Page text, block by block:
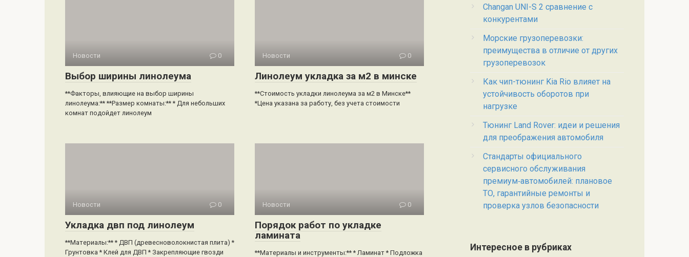
Новости 0
Выбор ширины линолеума
**Факторы, влияющие на выбор ширины
линолеума:** **Размер комнаты:** * Для небольших
комнат подойдет линолеум
Новости 0
Линолеум укладка за м2 в минске
**Стоимость укладки линолеума за м2 в Минске**
*Цена указана за работу, без учета стоимости
Новости 0
Укладка двп под линолеум
**Материалы:** * ДВП (древесноволокнистая плита) *
Грунтовка * Клей для ДВП * Закрепляющие гвозди
Новости 0
Порядок работ по укладке
ламината
**Материалы и инструменты:** * Ламинат * Подложка
Changan UNI-S 2 сравнение с
конкурентами
Морские грузоперевозки:
преимущества в отличие от других
грузоперевозок
Как чип-тюнинг Kia Rio влияет на
устойчивость оборотов при
нагрузке
Тюнинг Land Rover: идеи и решения
для преображения автомобиля
Стандарты официального
сервисного обслуживания
премиум‑автомобилей: плановое
ТО, гарантийные ремонты и
проверка узлов безопасности
Интересное в рубриках